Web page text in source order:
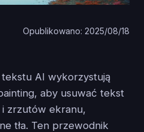
Opublikowano: 2025/08/18
AI wykorzystują
aby usuwać tekst
zrzutów ekranu,
tła. Ten przewodnik